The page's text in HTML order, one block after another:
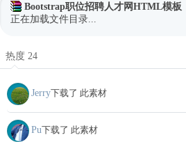
Bootstrap职位招聘人才网HTML模板
正在加载文件目录...
热度 24
Jerry下载了 此素材
Pu下载了 此素材